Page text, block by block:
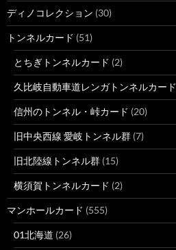
ディノコレクション (30)
トンネルカード (51)
とちぎトンネルカード (2)
久比岐自動車道レンガトンネルカード
信州のトンネル・峠カード (20)
旧中央西線 愛岐トンネル群 (7)
旧北陸線トンネル群 (15)
横須賀トンネルカード (2)
マンホールカード (555)
01北海道 (26)